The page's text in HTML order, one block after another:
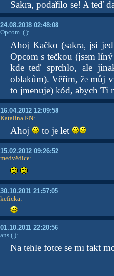
Sakra, podařilo se! A teď
24.08.2018 02:48:08
Opcom.( ):
Ahoj Kačko (sakra, jsi
Opcom s tečkou (jsem
kde teď sprchlo, ale
oblakům). Věřím, že můj
to jmenuje) kód, abych Ti
16.04.2012 12:09:58
Katalina KN:
Ahoj to je let
15.02.2012 09:26:52
medvědice:
30.10.2011 21:57:05
keficka:
01.10.2011 22:20:56
ans( ):
Na téhle fotce se mi fakt